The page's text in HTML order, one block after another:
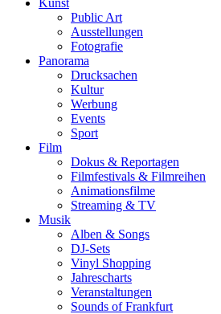
Kunst
Public Art
Ausstellungen
Fotografie
Panorama
Drucksachen
Kultur
Werbung
Events
Sport
Film
Dokus & Reportagen
Filmfestivals & Filmreihen
Animationsfilme
Streaming & TV
Musik
Alben & Songs
DJ-Sets
Vinyl Shopping
Jahrescharts
Veranstaltungen
Sounds of Frankfurt